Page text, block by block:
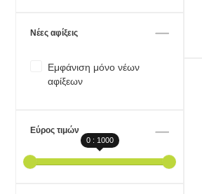
Νέες αφίξεις
Εμφάνιση μόνο νέων
αφίξεων
Εύρος τιμών
0 : 1000